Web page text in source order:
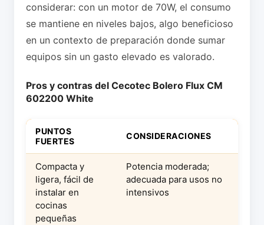
considerar: con un motor de 70W, el consumo
se mantiene en niveles bajos, algo beneficioso
en un contexto de preparación donde sumar
equipos sin un gasto elevado es valorado.
Pros y contras del Cecotec Bolero Flux CM
602200 White
PUNTOS
FUERTES
CONSIDERACIONES
Compacta y
ligera, fácil de
instalar en
cocinas
pequeñas
Potencia moderada;
adecuada para usos no
intensivos